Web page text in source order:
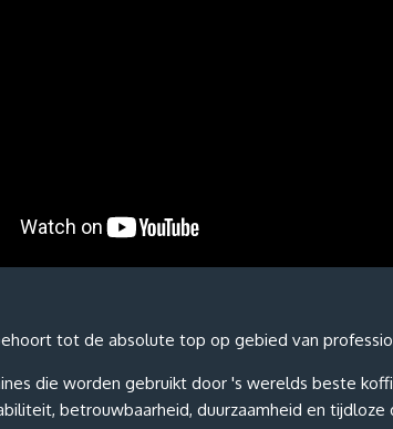
tot de absolute top op gebied van
die worden gebruikt door 's werelds beste
betrouwbaarheid, duurzaamheid en tijdloze